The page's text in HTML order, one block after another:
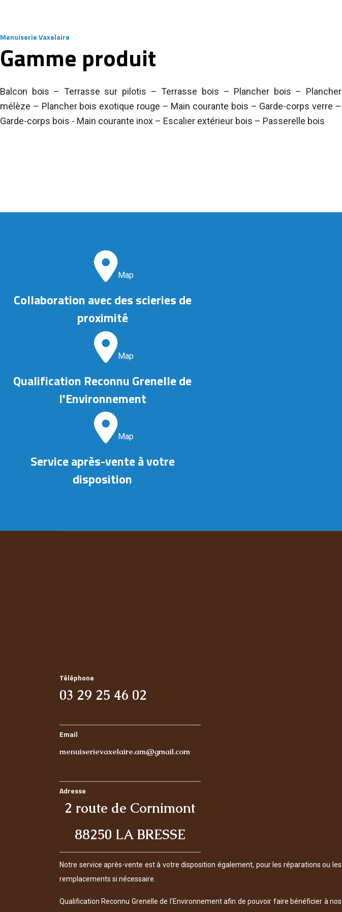
Menuiserie Vaxelaire
Gamme produit
Balcon bois – Terrasse sur pilotis – Terrasse bois – Plancher bois – Plancher
mélèze – Plancher bois exotique rouge – Main courante bois – Garde-corps verre –
Garde-corps bois - Main courante inox – Escalier extérieur bois – Passerelle bois
Map
Collaboration avec des scieries de
proximité
Map
Qualification Reconnu Grenelle de
l'Environnement
Map
Service après-vente à votre
disposition
Téléphone
03 29 25 46 02
Email
menuiserievaxelaire.am@gmail.com
Adresse
2 route de Cornimont
88250 LA BRESSE
Notre service après-vente est à votre disposition également, pour les réparations ou les
remplacements si nécessaire.
Qualification Reconnu Grenelle de l'Environnement afin de pouvoir faire bénéficier à nos